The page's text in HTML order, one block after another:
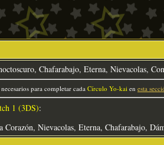
Chafarabajo, Eterna, Nievacolas,
para completar cada Círculo Yo-kai en esta
1 (3DS):
Nievacolas, Eterna, Chafarabajo,